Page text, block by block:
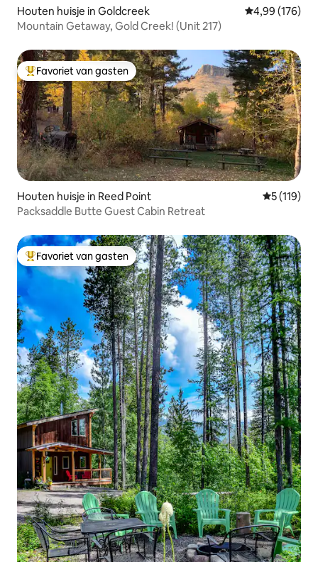
Houten huisje in Goldcreek Gemiddelde
4,99 (176)
Mountain Getaway, Gold Creek! (Unit 217)
Topfavoriet van gasten
Favoriet van gasten
Houten huisje in Reed Point
5 (119)
Packsaddle Butte Guest Cabin Retreat
Topfavoriet van gasten
Favoriet van gasten